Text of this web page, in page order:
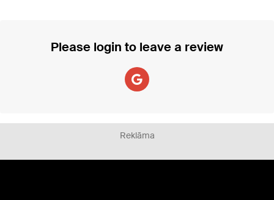
Please login to leave a review
Reklāma